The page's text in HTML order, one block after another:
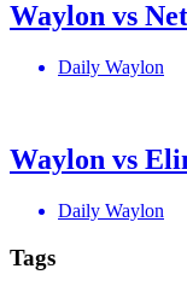
Waylon vs
Daily Waylon
Waylon vs
Daily Waylon
Tags